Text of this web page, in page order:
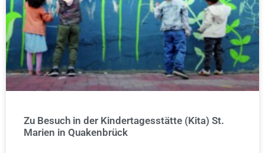
Zu Besuch in der Kindertagesstätte (Kita) St.
Marien in Quakenbrück